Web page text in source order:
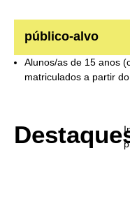
público-alvo
Alunos/as de 15 anos
matriculados a partir